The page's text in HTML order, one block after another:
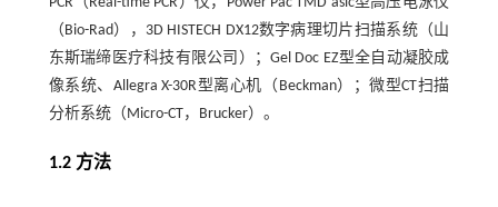
（Bio-Rad），3D HISTECH DX12数字病理切片扫描系统（山
东斯瑞缔医疗科技有限公司）；Gel Doc EZ型全自动凝胶成
像系统、Allegra X-30R型离心机（Beckman）；微型CT扫描
分析系统（Micro-CT，Brucker）。
1.2 方法